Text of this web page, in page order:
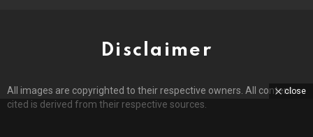
Disclaimer
All images are copyrighted to their respective owners. All content
cited is derived from their respective sources.
close